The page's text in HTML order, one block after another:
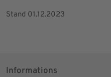
Stand 01.12.2023
Informations